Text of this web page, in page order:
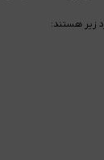
زیر هستند: